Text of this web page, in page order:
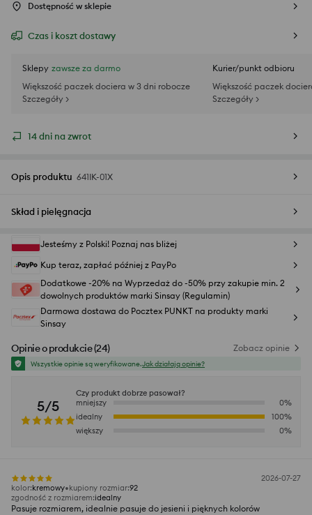
Dostępność w sklepie
Czas i koszt dostawy
Sklepy zawsze za darmo
Większość paczek dociera w 3 dni robocze
Szczegóły >
Kurier/punkt odbioru
Większość paczek
Szczegóły >
14 dni na zwrot
Opis produktu 641IK-01X
Skład i pielęgnacja
Jesteśmy z Polski! Poznaj nas bliżej
Kup teraz, zapłać później z PayPo
Dodatkowe -20% na Wyprzedaż do -50% przy zakupie min. 2
dowolnych produktów marki Sinsay (Regulamin)
Darmowa dostawa do Pocztex PUNKT na produkty marki
Sinsay
Opinie o produkcie(24) Zobacz opinie
Wszystkie opinie są weryfikowane.Jak działają opinie?
5/5
Czy produkt dobrze pasował?
mniejszy
0%
idealny
100%
większy
0%
2026-07-27
kolor:kremowy kupiony rozmiar:92
zgodność z rozmiarem:idealny
Pasuje rozmiarem, idealnie pasuje do jesieni i pięknych kolorów